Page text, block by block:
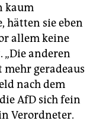
kaum
hätten sie eben
allem keine
anderen
geradeaus
nach dem
AfD sich fein
Verordneter.